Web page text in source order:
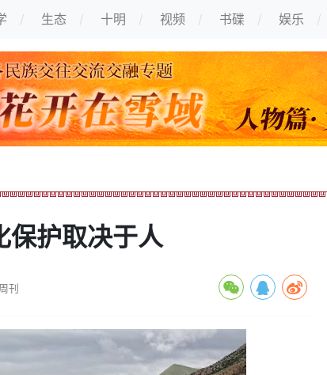
生态 十明 视频 书碟 娱乐
护取决于人
刊